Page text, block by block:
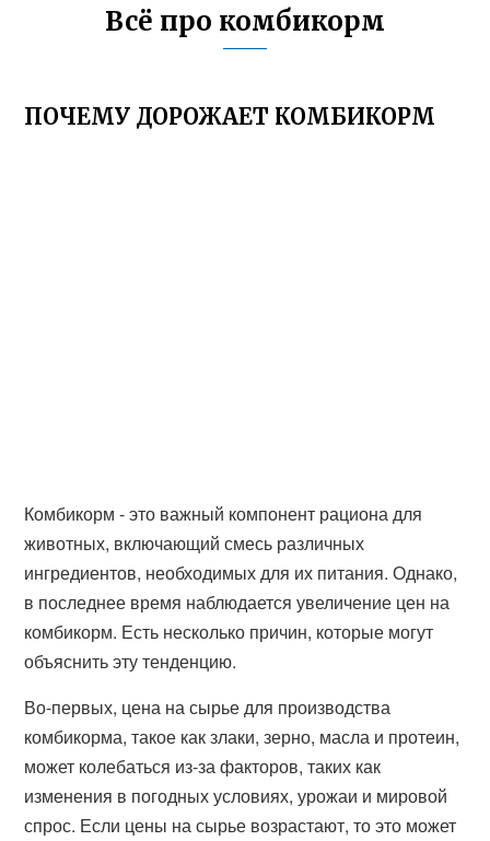
Всё про комбикорм
ПОЧЕМУ ДОРОЖАЕТ КОМБИКОРМ
Комбикорм - это важный компонент рациона для
животных, включающий смесь различных
ингредиентов, необходимых для их питания. Однако,
в последнее время наблюдается увеличение цен на
комбикорм. Есть несколько причин, которые могут
объяснить эту тенденцию.
Во-первых, цена на сырье для производства
комбикорма, такое как злаки, зерно, масла и протеин,
может колебаться из-за факторов, таких как
изменения в погодных условиях, урожаи и мировой
спрос. Если цены на сырье возрастают, то это может